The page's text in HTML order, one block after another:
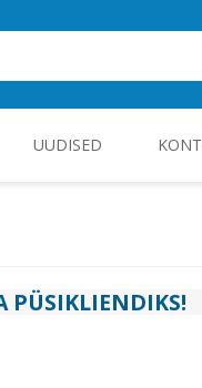
UUDISED
PÜSIKLIENDIKS!